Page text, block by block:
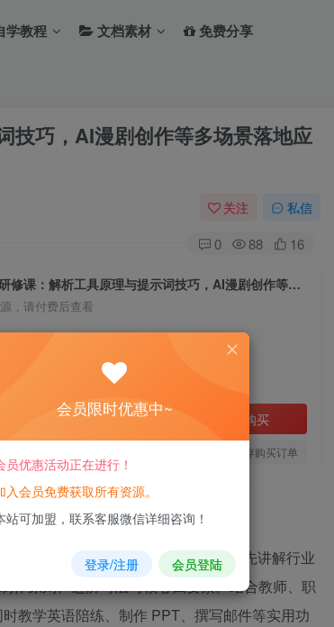
学教程 文档素材 免费分享
技巧，AI漫剧创作等多场景落地应
关注 私信
0 88 16
ChatGPT高阶研修课：解析工具原理与提示词技巧，AI漫剧创作等多场景落地应用
，请付费后查看
免费
立即购买
您当前未登录！建议登陆后购买，可保存购买订单
完成从理论到实战的全面教学。课程先讲解行业
作原则、进阶写法与核心四要素。结合教师、职
教学英语陪练、制作 PPT、撰写邮件等实用功
会员限时优惠中~
员优惠活动正在进行！
入会员免费获取所有资源。
站可加盟，联系客服微信详细咨询！
登录/注册 会员登陆